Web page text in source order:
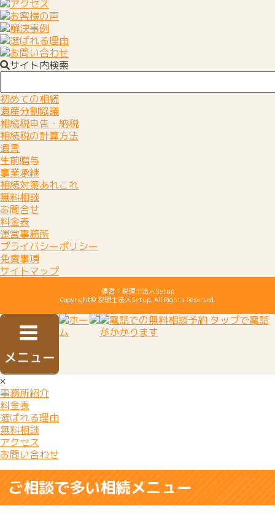
2022.03.23
2021.03.23 私が亡くなった後の税金も考えて
サイト内検索
初めての相続
遺産分割協議
相続税申告・納税
相続税の計算方法
遺言
生前贈与
事業承継
相続対策あれこれ
無料相談
お問合せ
料金表
運営事務所
プライバシーポリシー
免責事項
サイトマップ
運営：税理士法人Setup
Copyright© 税理士法人Setup. All Rights Reserved.
×
事務所紹介
料金表
選ばれる理由
無料相談
アクセス
お問い合わせ
ご相談で多い相続メニュー